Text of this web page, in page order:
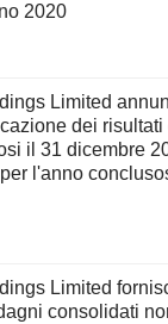
2020
Limited
dei
il 31 dicembre
l'anno
Limited
consolidati